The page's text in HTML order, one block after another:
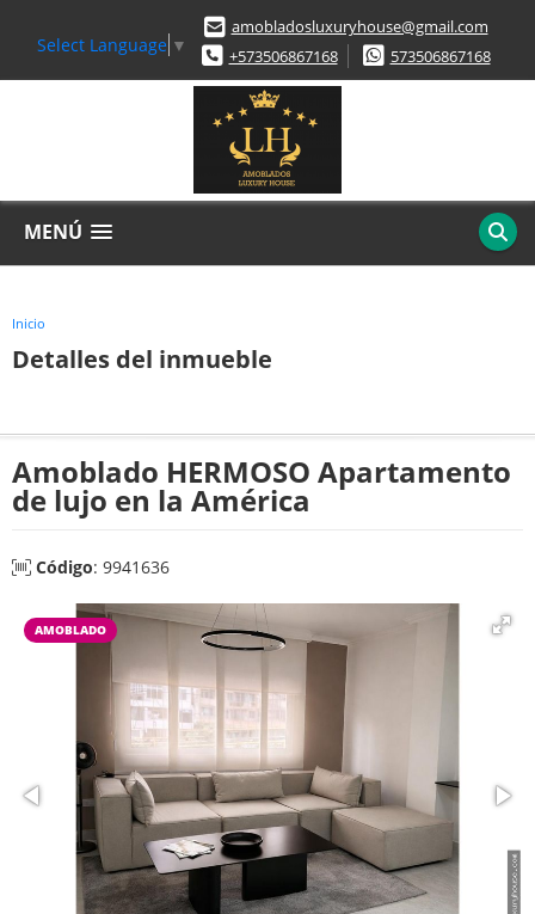
Select Language ▼
amobladosluxuryhouse@gmail.com
+573506867168
573506867168
MENÚ
Inicio
Detalles del inmueble
Amoblado HERMOSO Apartamento
de lujo en la América
Código: 9941636
AMOBLADO